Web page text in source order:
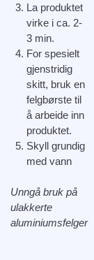
La produktet
virke i ca. 2-
3 min.
For spesielt
gjenstridig
skitt, bruk en
felgbørste til
å arbeide inn
produktet.
Skyll grundig
med vann
Unngå bruk på
ulakkerte
aluminiumsfelger